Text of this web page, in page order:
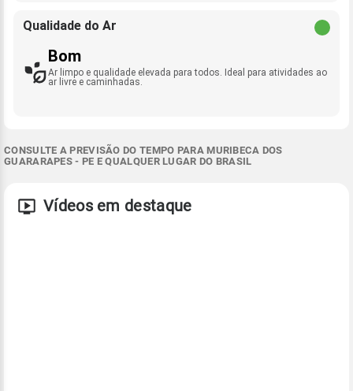
Qualidade do Ar
Bom
Ar limpo e qualidade elevada para todos. Ideal para atividades ao
ar livre e caminhadas.
CONSULTE A PREVISÃO DO TEMPO PARA MURIBECA DOS
GUARARAPES - PE E QUALQUER LUGAR DO BRASIL
Vídeos em destaque